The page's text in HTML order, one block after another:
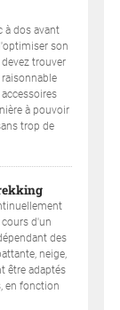
à dos avant
son
trouver
à pouvoir
trop de
d'un
des
neige,
être adaptés
en fonction